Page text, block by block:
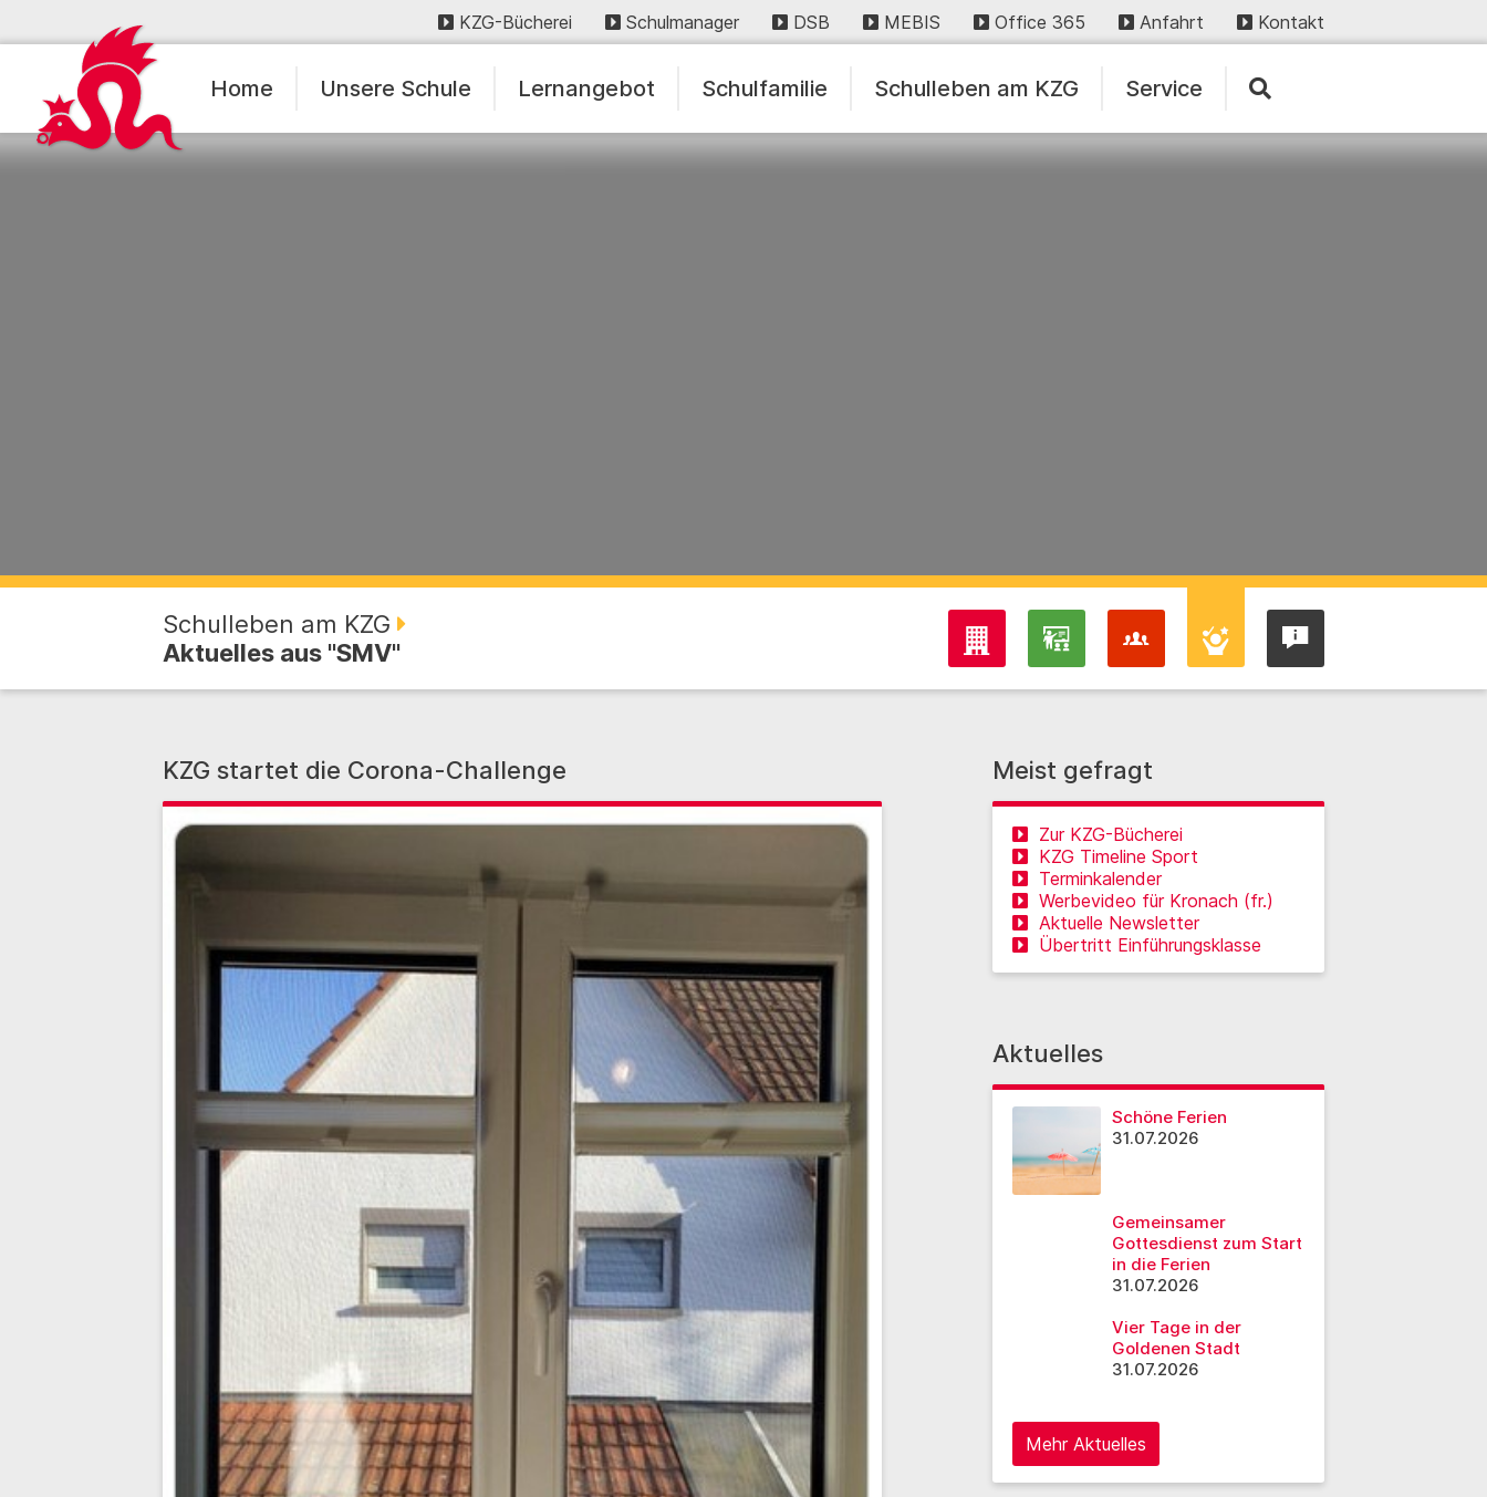
KZG-Bücherei Schulmanager DSB MEBIS Office 365 Anfahrt Kontakt
Home Unsere Schule Lernangebot Schulfamilie Schulleben am KZG Service
Schulleben am KZG
Aktuelles aus "SMV"
KZG startet die Corona-Challenge Meist gefragt
Zur KZG-Bücherei
KZG Timeline Sport
Terminkalender
Werbevideo für Kronach (fr.)
Aktuelle Newsletter
Übertritt Einführungsklasse
Aktuelles
Schöne Ferien
31.07.2026
Gemeinsamer
Gottesdienst zum Start
in die Ferien
31.07.2026
Vier Tage in der
Goldenen Stadt
31.07.2026
Mehr Aktuelles